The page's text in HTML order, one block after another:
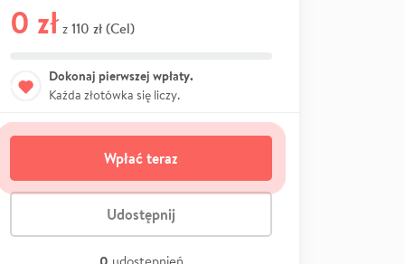
0 zł z 110 zł (Cel)
Dokonaj pierwszej wpłaty.
Każda złotówka się liczy.
Wpłać teraz
Udostępnij